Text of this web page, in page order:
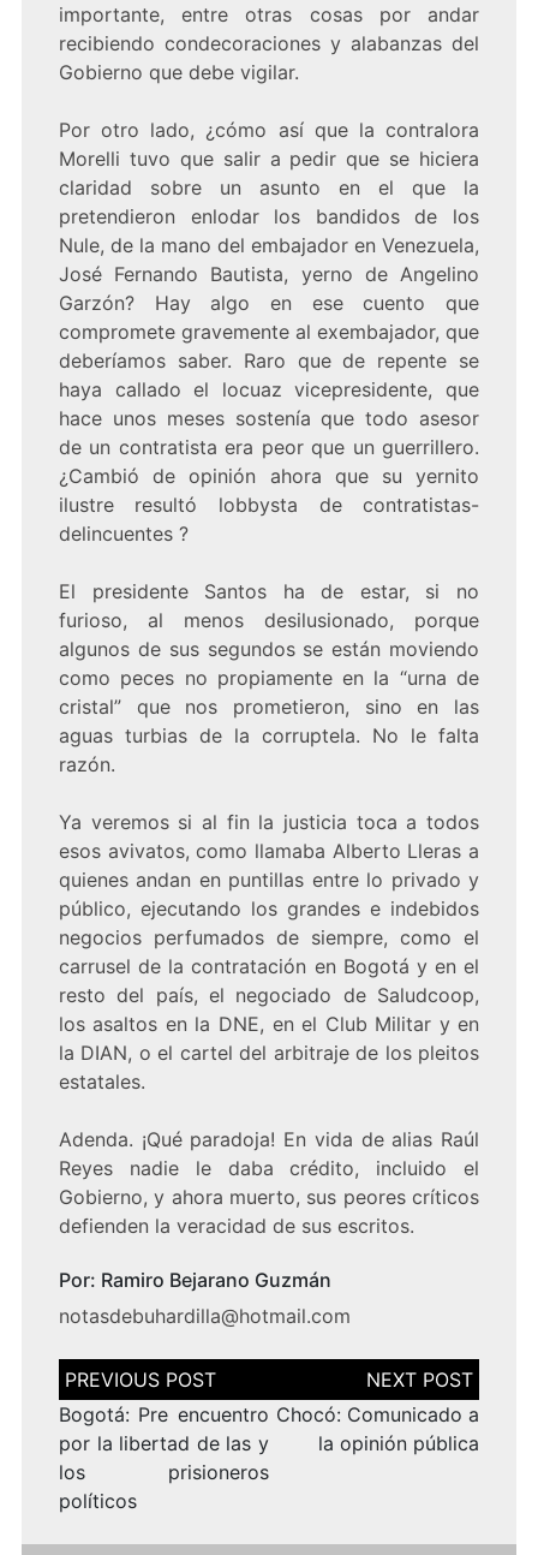
importante, entre otras cosas por andar
recibiendo condecoraciones y alabanzas del
Gobierno que debe vigilar.
Por otro lado, ¿cómo así que la contralora
Morelli tuvo que salir a pedir que se hiciera
claridad sobre un asunto en el que la
pretendieron enlodar los bandidos de los
Nule, de la mano del embajador en Venezuela,
José Fernando Bautista, yerno de Angelino
Garzón? Hay algo en ese cuento que
compromete gravemente al exembajador, que
deberíamos saber. Raro que de repente se
haya callado el locuaz vicepresidente, que
hace unos meses sostenía que todo asesor
de un contratista era peor que un guerrillero.
¿Cambió de opinión ahora que su yernito
ilustre resultó lobbysta de contratistas-
delincuentes ?
El presidente Santos ha de estar, si no
furioso, al menos desilusionado, porque
algunos de sus segundos se están moviendo
como peces no propiamente en la “urna de
cristal” que nos prometieron, sino en las
aguas turbias de la corruptela. No le falta
razón.
Ya veremos si al fin la justicia toca a todos
esos avivatos, como llamaba Alberto Lleras a
quienes andan en puntillas entre lo privado y
público, ejecutando los grandes e indebidos
negocios perfumados de siempre, como el
carrusel de la contratación en Bogotá y en el
resto del país, el negociado de Saludcoop,
los asaltos en la DNE, en el Club Militar y en
la DIAN, o el cartel del arbitraje de los pleitos
estatales.
Adenda. ¡Qué paradoja! En vida de alias Raúl
Reyes nadie le daba crédito, incluido el
Gobierno, y ahora muerto, sus peores críticos
defienden la veracidad de sus escritos.
Por: Ramiro Bejarano Guzmán
notasdebuhardilla@hotmail.com
Navegación
de
entradas
Bogotá: Pre encuentro
por la libertad de las y
los prisioneros
políticos
Chocó: Comunicado a
la opinión pública